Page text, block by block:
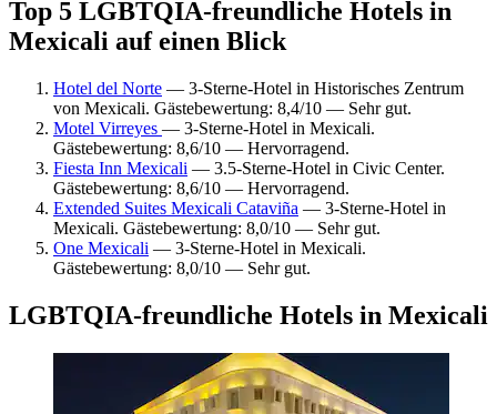
Top 5 LGBTQIA-freundliche Hotels in
Mexicali auf einen Blick
Hotel del Norte — 3-Sterne-Hotel in Historisches Zentrum
von Mexicali. Gästebewertung: 8,4/10 — Sehr gut.
Motel Virreyes — 3-Sterne-Hotel in Mexicali.
Gästebewertung: 8,6/10 — Hervorragend.
Fiesta Inn Mexicali — 3.5-Sterne-Hotel in Civic Center.
Gästebewertung: 8,6/10 — Hervorragend.
Extended Suites Mexicali Cataviña — 3-Sterne-Hotel in
Mexicali. Gästebewertung: 8,0/10 — Sehr gut.
One Mexicali — 3-Sterne-Hotel in Mexicali.
Gästebewertung: 8,0/10 — Sehr gut.
LGBTQIA-freundliche Hotels in Mexicali